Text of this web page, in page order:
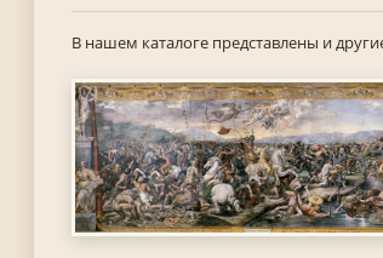
В нашем каталоге представлены и